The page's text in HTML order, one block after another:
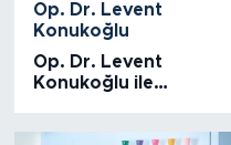
Op. Dr. Levent
Konukoğlu
Op. Dr. Levent
Konukoğlu ile